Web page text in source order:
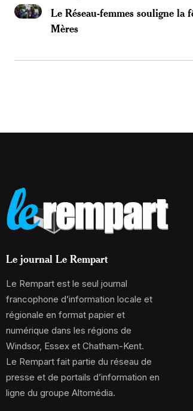
Le Réseau-femmes souligne la
Mères
Le journal Le Rempart
Le Rempart est le seul journal
francophone d’information locale et
régionale en format papier et
numérique dans les régions de
Windsor, Essex et Chatham-Kent.
Le Rempart fait partie du réseau de
presse et de portails d’information en
ligne du groupe Altomédia.